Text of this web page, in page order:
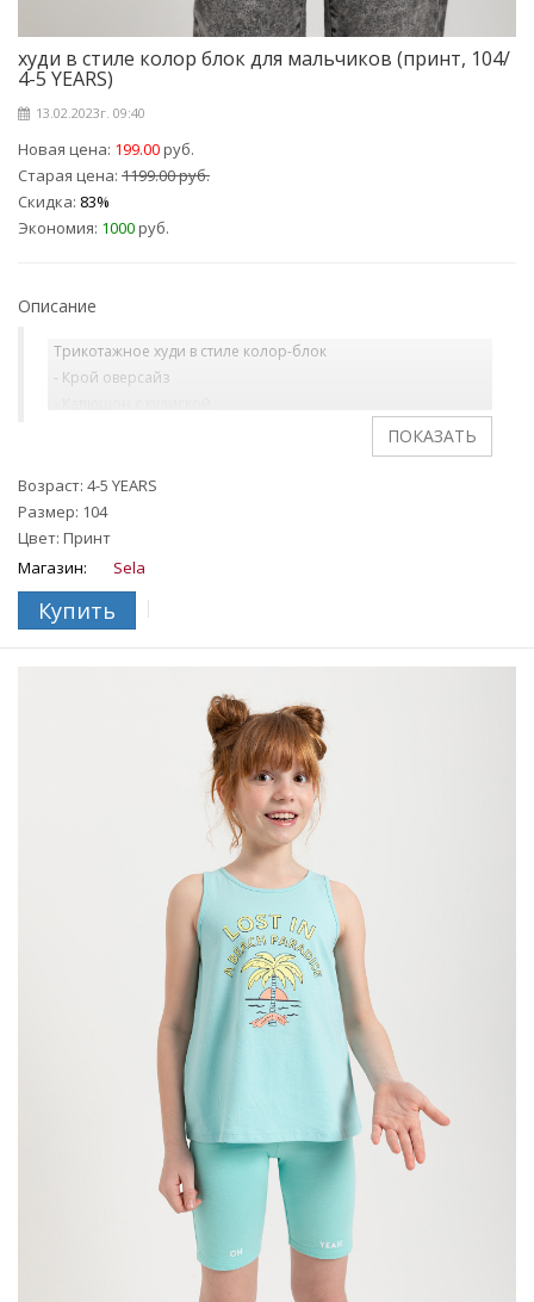
худи в стиле колор блок для мальчиков (принт, 104/
4-5 YEARS)
13.02.2023г. 09:40
Новая цена: 199.00руб.
Старая цена: 1199.00 руб.
Скидка: 83%
Экономия: 1000руб.
Описание
Трикотажное худи в стиле колор-блок
- Крой оверсайз
- Короткая застежка-молния с защитой подбородка
- Резинка на манжетах и по нижнему краю
На ребенке представлен размер 110.
Возраст: 4-5 YEARS
Размер: 104
Цвет: Принт
Магазин:
Sela
Купить